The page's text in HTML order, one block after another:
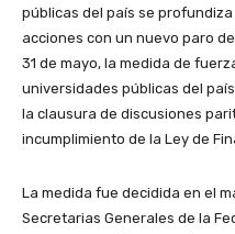
públicas del país se
acciones con un nuevo paro
31 de mayo, la medida de
universidades públicas del
la clausura de discusiones
incumplimiento de la Ley de
La medida fue decidida en el
Secretarias Generales de la